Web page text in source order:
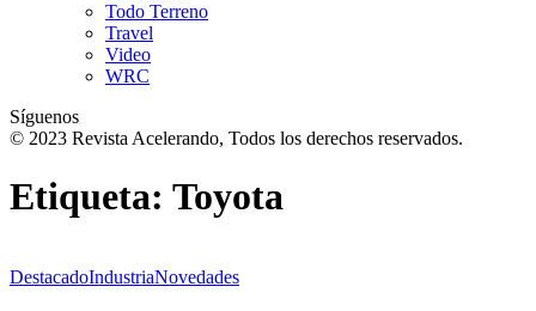
Todo Terreno
Travel
Video
WRC
Síguenos
© 2023 Revista Acelerando, Todos los derechos reservados.
Etiqueta: Toyota
DestacadoIndustriaNovedades